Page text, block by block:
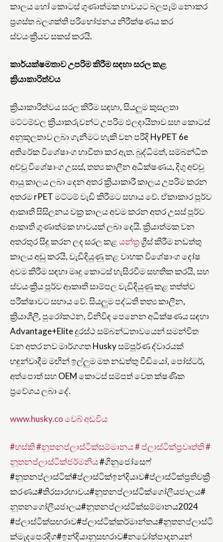
කාලය හෝ කොටස් ගුණාත්මක භාවයට බලපෑම් නොකර
ප්‍රශස්ත බලශක්ති පරිභෝජනය නිරීක්ෂණය කර
ස්වයංක්‍රීයව සකස් කරයි.
කාර්යක්ෂමතාව උපරිම කිරීම සඳහා සරල කළ
ක්‍රියාකාරිත්වය
ක්‍රියාකාරිත්වය සරල කිරීම සඳහා, සියලුම කුසලතා
මට්ටම්වල ක්‍රියාකරුවන්ට උපරිම ඵලදායිතාව සහ කොටස්
අනුකූලතාව ලබා ගැනීමට හැකි වන පරිදි HyPET 6e
අතිරේක විශේෂාංග භාවිතා කර ඇත. බුද්ධිමත්, සම්බන්ධිත
අච්චු විශේෂාංග උසස්, තත්‍ය කාලීන අධීක්ෂණය, දිගු අච්චු
ආයු කාලය ලබා දෙන අතර ක්‍රියාකාරී කාලය උපරිම කරන
අතරම rPET මට්ටම් වැඩි කිරීමට සහාය වේ. ඒකාකාර පූර්ව
ආකෘති සිසිලනය චක්‍ර කාලය අවම කරන අතර උසස් පූර්ව
ආකෘති ගුණාත්මක භාවයක් ලබා දෙයි. ක්‍රියාත්මක වන
අතරතුර සිදු කරන ලද සරල කළයන්ත්‍රග්‍රීස් කිරීම නඩත්තු
කාලය අඩු කරයි, වැඩිදියුණු කළ වාහක විශේෂාංග දෝෂ
අවම කිරීම සඳහා මෘදු කොටස් හැසිරවීම සහතික කරයි, සහ
ස්වයංක්‍රීය පූර්ව ආකෘති සාම්පල වැඩිදියුණු කළ තත්ත්ව
පරීක්ෂාවට සහාය වේ. සියලුම පද්ධති තත්‍ය කාලීන,
ක්‍රියාශීලී, පුරෝකථන, විනිවිද පෙනෙන අධීක්ෂණය සඳහා
Advantage+Elite දුරස්ථ සම්බන්ධතාවයෙන් සමන්විත
වන අතර නව මාර්ගගත Husky සම්පූර්ණ ද්වාරයක්
හඳුන්වාදීම මඟින් ඉල්ලුම මත නඩත්තු වීඩියෝ, පෝස්ටර්,
අත්පොත් සහ OEM කොටස් සම්පත් වෙත ක්ෂණික
ප්‍රවේශය ලබා දේ.
www.husky.co වෙබ් අඩවිය
#හස්කි#නූතනප්ලාස්ටික්සම්මානය #ප්ලාස්ටික්ප්‍රවෘත්ති #
නූතනප්ලාස්ටික්ජර්මනිය#ගිනුජෝසෙෆ්
#නූතනප්ලාස්ටික්#ප්ලාස්ටික්ඉන්දියාව#ප්ලාස්ටික්ප්‍රතිචක්‍රී
කරණය#තිරසාරභාවය#නූතනප්ලාස්ටික්ගෝලීයජාලය#
නූතනගෝලීයජාලය#නූතනප්ලාස්ටික්සම්මානය2024
#ප්ලාස්ටික්සඟරාව#ප්ලාස්ටික්කර්මාන්තය#නූතනප්ලාස්ටි
ක්මැදපෙරදිග#ඉන්දියානුසඟරාව#නවෝත්පාදනයන්